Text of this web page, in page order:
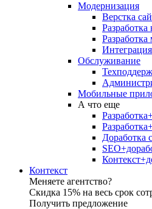
Модернизация
Верстка
Разработка
Разработка
Обслуживание
Мобильные
А что еще
Доработка
Контекст
Меняете агентство?
Скидка 15% на весь срок
Получить предложение